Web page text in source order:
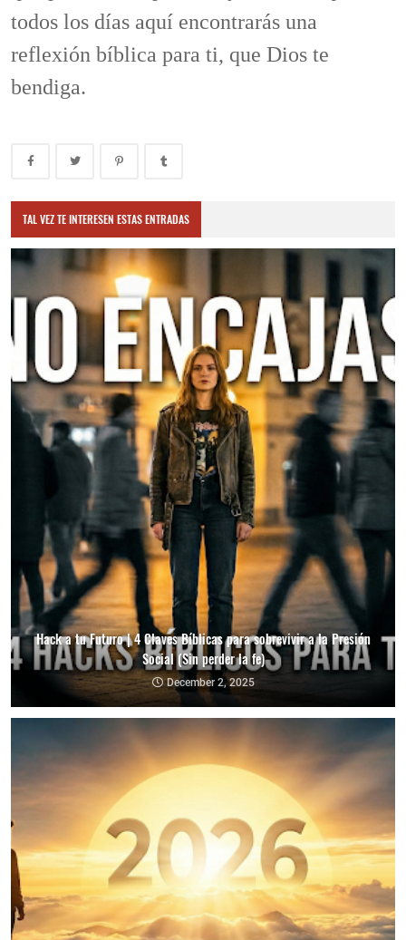
todos los días aquí encontrarás una
reflexión bíblica para ti, que Dios te
bendiga.
TAL VEZ TE INTERESEN ESTAS ENTRADAS
Hack a tu Futuro | 4 Claves Bíblicas para sobrevivir a la Presión
Social (Sin perder la fe)
December 2, 2025